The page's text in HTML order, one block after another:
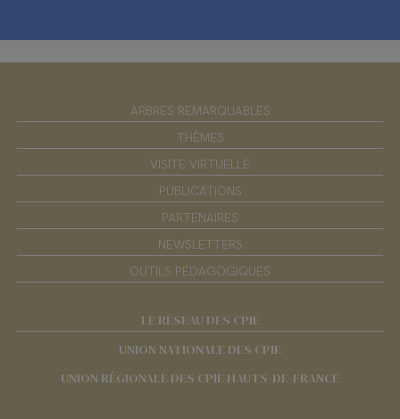
ARBRES REMARQUABLES
THÈMES
VISITE VIRTUELLE
PUBLICATIONS
PARTENAIRES
NEWSLETTERS
OUTILS PÉDAGOGIQUES
LE RÉSEAU DES CPIE
UNION NATIONALE DES CPIE
UNION RÉGIONALE DES CPIE HAUTS-DE-FRANCE